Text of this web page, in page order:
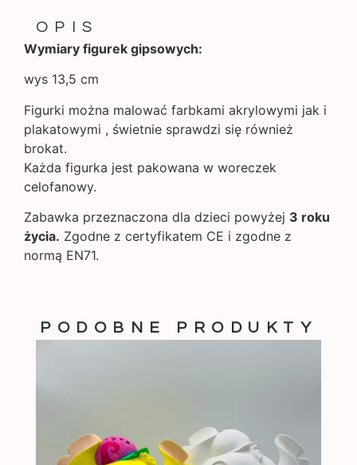
OPIS
Wymiary figurek gipsowych:
wys 13,5 cm
Figurki można malować farbkami akrylowymi jak i
plakatowymi , świetnie sprawdzi się również
brokat.
Każda figurka jest pakowana w woreczek
celofanowy.
Zabawka przeznaczona dla dzieci powyżej 3 roku
życia. Zgodne z certyfikatem CE i zgodne z
normą EN71.
PODOBNE PRODUKTY